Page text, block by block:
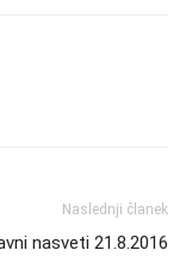
Naslednji članek
nasveti 21.8.2016